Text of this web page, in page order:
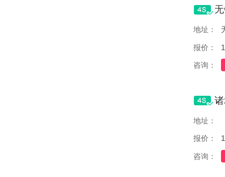
地址：
报价：
咨询：
地址：
报价：
咨询：